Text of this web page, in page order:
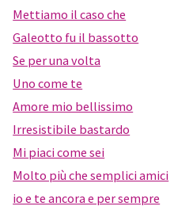
Mettiamo il caso che
Galeotto fu il bassotto
Se per una volta
Uno come te
Amore mio bellissimo
Irresistibile bastardo
Mi piaci come sei
Molto più che semplici amici
io e te ancora e per sempre